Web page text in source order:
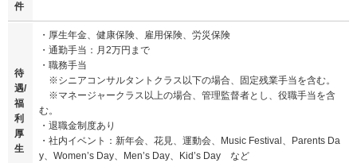
件
待
遇/
福
利
厚
生
・厚生年金、健康保険、雇用保険、労災保険
・通勤手当：月2万円まで
・職務手当
※シニアコンサルタントクラス以下の場合、固定残業手当を含む。
※マネージャークラス以上の場合、管理監督者とし、役職手当を含
む。
・退職金制度あり
・社内イベント：新年会、花見、運動会、Music Festival、Parents Da
y、Women’s Day、Men’s Day、Kid’s Day など